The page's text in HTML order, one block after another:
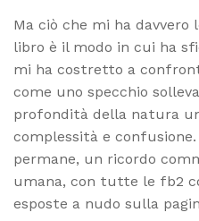
Ma ciò che mi ha davvero
libro è il modo in cui ha
mi ha costretto a
come uno specchio
profondità della natura
complessità e
permane, un ricordo
umana, con tutte le fb2
esposte a nudo sulla